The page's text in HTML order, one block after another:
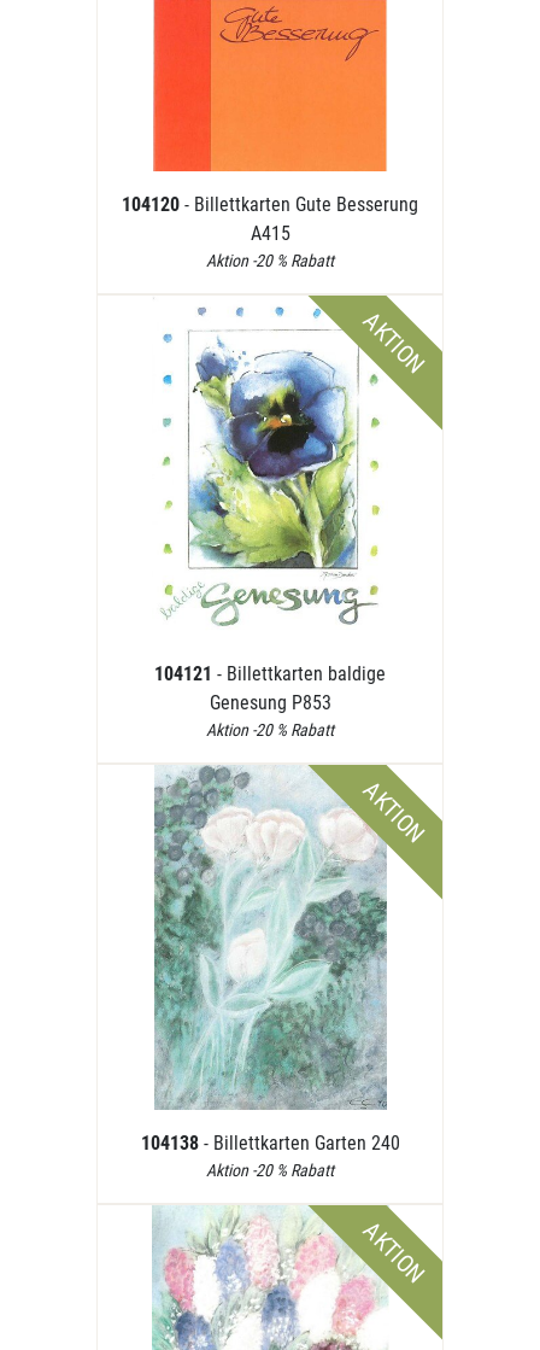
104120 - Billettkarten Gute Besserung
A415
Aktion -20 % Rabatt
AKTION
104121 - Billettkarten baldige
Genesung P853
Aktion -20 % Rabatt
AKTION
104138 - Billettkarten Garten 240
Aktion -20 % Rabatt
AKTION